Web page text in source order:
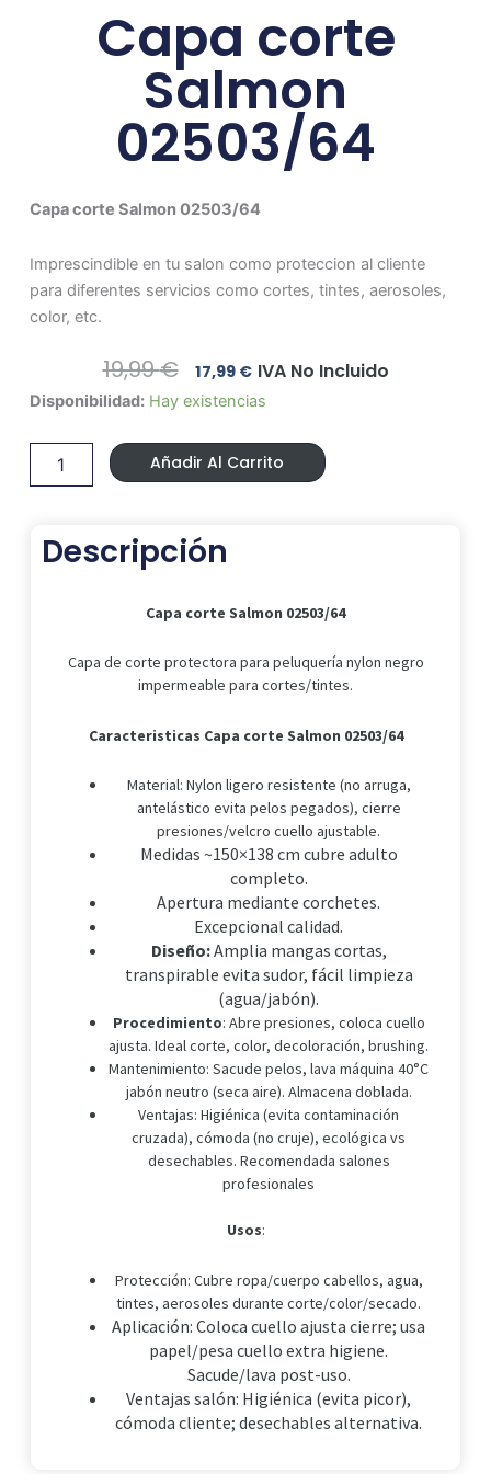
Capa corte
Salmon
02503/64
Capa corte Salmon 02503/64
Imprescindible en tu salon como proteccion al cliente
para diferentes servicios como cortes, tintes, aerosoles,
color, etc.
19,99€ El
Precio
Original
Era:
19,99 €.
17,99 €El
Precio
Actual
Es:
17,99 €.
IVA No Incluido
Disponibilidad: Hay existencias
Capa
Salmon
02503/64
cantidad
Añadir Al Carrito
Descripción
Capa corte Salmon 02503/64
Capa de corte protectora para peluquería nylon negro
impermeable para cortes/tintes.
Caracteristicas Capa corte Salmon 02503/64
Material: Nylon ligero resistente (no arruga,
antelástico evita pelos pegados), cierre
presiones/velcro cuello ajustable.
Medidas ~150×138 cm cubre adulto
completo.
Apertura mediante corchetes.
Excepcional calidad.
Diseño:Amplia mangas cortas,
transpirable evita sudor, fácil limpieza
(agua/jabón).
Procedimiento: Abre presiones, coloca cuello
ajusta. Ideal corte, color, decoloración, brushing.
Mantenimiento: Sacude pelos, lava máquina 40°C
jabón neutro (seca aire). Almacena doblada.
Ventajas: Higiénica (evita contaminación
cruzada), cómoda (no cruje), ecológica vs
desechables. Recomendada salones
profesionales
Usos:
Protección: Cubre ropa/cuerpo cabellos, agua,
tintes, aerosoles durante corte/color/secado.
Aplicación: Coloca cuello ajusta cierre; usa
papel/pesa cuello extra higiene.
Sacude/lava post-uso.
Ventajas salón: Higiénica (evita picor),
cómoda cliente; desechables alternativa.